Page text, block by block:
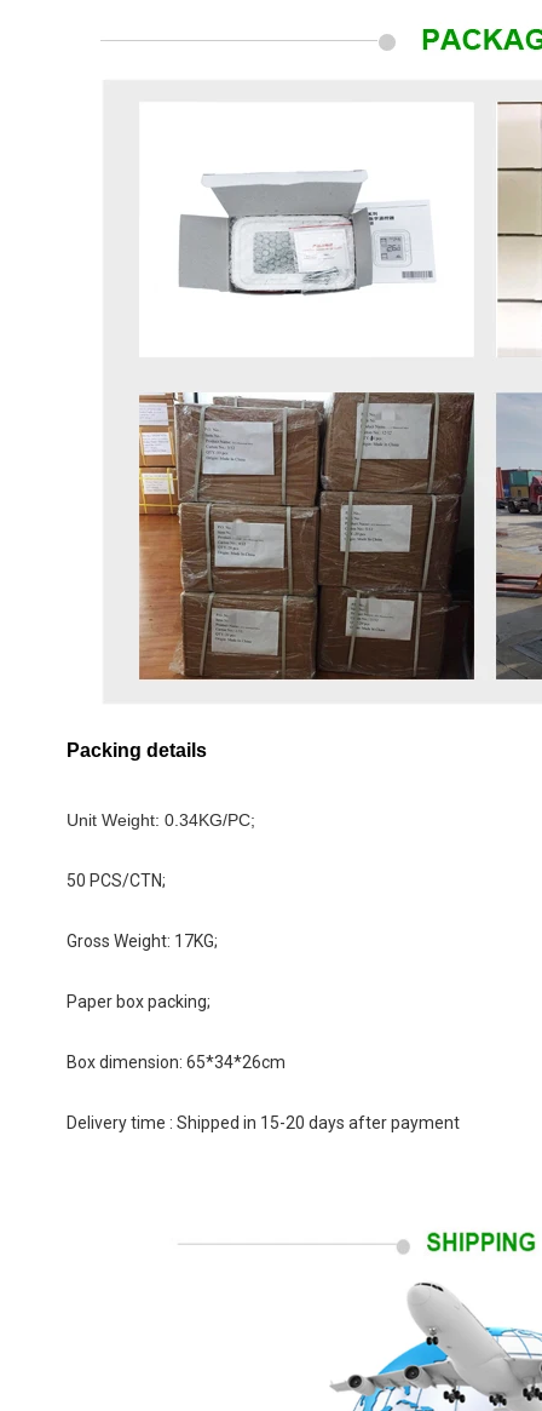
Packing details
Unit Weight: 0.34KG/PC;
50 PCS/CTN;
Gross Weight: 17KG;
Paper box packing;
Box dimension: 65*34*26cm
Delivery time : Shipped in 15-20 days after payment